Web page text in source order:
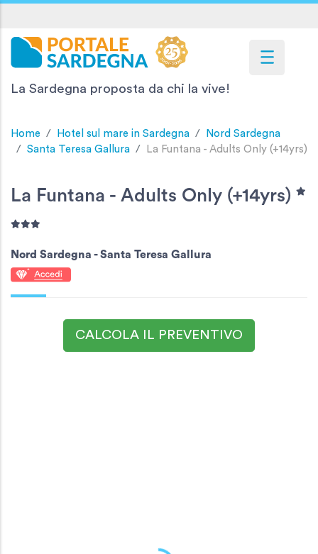
La Sardegna proposta da chi la vive!
Home Hotel sul mare in Sardegna
Nord Sardegna
Santa Teresa Gallura
La Funtana - Adults Only (+14yrs)
La Funtana - Adults Only (+14yrs)
Nord Sardegna -Santa Teresa Gallura
CALCOLA IL PREVENTIVO